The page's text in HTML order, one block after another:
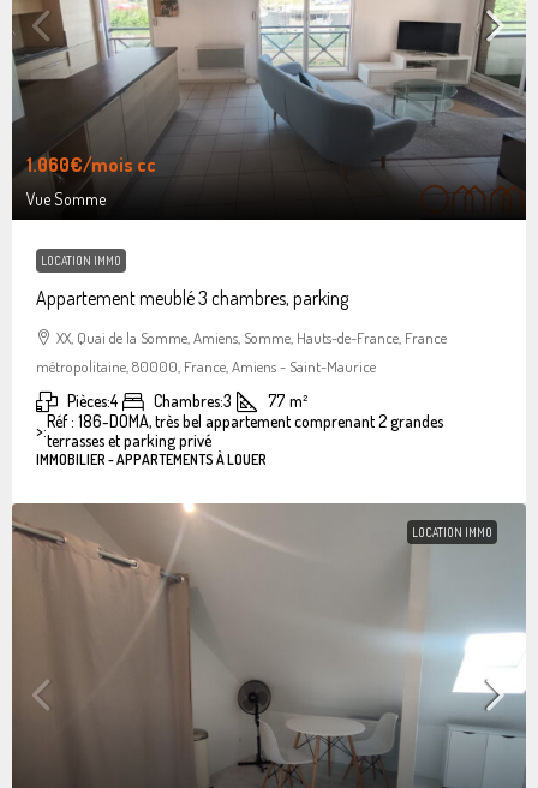
1.060€/mois cc
Vue Somme
LOCATION IMMO
Appartement meublé 3 chambres, parking
XX, Quai de la Somme, Amiens, Somme, Hauts-de-France, France
métropolitaine, 80000, France, Amiens - Saint-Maurice
Pièces:4 Chambres:3 77 m²
>:Réf : 186-DOMA, très bel appartement comprenant 2 grandes
terrasses et parking privé
IMMOBILIER - APPARTEMENTS À LOUER
LOCATION IMMO